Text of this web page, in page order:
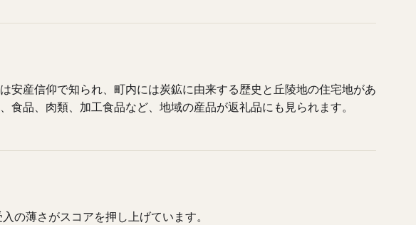
産信仰で知られ、町内には炭鉱に由来する歴史と丘陵地の住宅地があ
品、肉類、加工食品など、地域の産品が返礼品にも見られます。
の薄さがスコアを押し上げています。